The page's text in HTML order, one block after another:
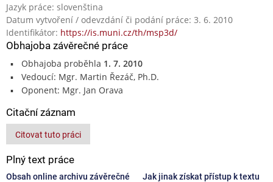
Jazyk práce: slovenština
Datum vytvoření / odevzdání či podání práce: 3. 6. 2010
Identifikátor: https://is.muni.cz/th/msp3d/
Obhajoba závěrečné práce
Obhajoba proběhla 1. 7. 2010
Vedoucí: Mgr. Martin Řezáč, Ph.D.
Oponent: Mgr. Jan Orava
Citační záznam
Citovat tuto práci
Plný text práce
Obsah online archivu závěrečné
Jak jinak získat přístup k textu